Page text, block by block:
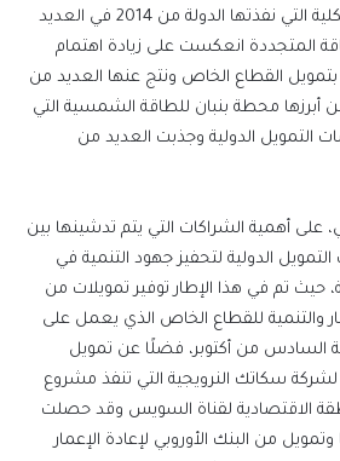
مضيفة أن الإصلاحات الهيكلية التي نفذتها الدولة من 2014 في العديد
المتجددة انعكست على زيادة اهتمام
القطاع الخاص ونتج عنها العديد من
من أبرزها محطة بنبان للطاقة الشمسية التي
الدولية وجذبت العديد من
على أهمية الشراكات التي يتم تدشينها بين
الدولية لتحفيز جهود التنمية في
حيث تم في هذا الإطار توفير تمويلات من
والتنمية للقطاع الخاص الذي يعمل على
السادس من أكتوبر، فضلًا عن تمويل
سكاتك النرويجية التي تنفذ مشروع
الاقتصادية لقناة السويس وقد حصلت
من البنك الأوروبي لإعادة الإعمار